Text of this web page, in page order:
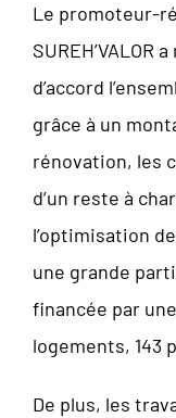
Le promoteur-
d’accord
grâce à un
rénovation, les
d’un reste à
l’optimisation
une grande
financée par
logements, 143
De plus, les